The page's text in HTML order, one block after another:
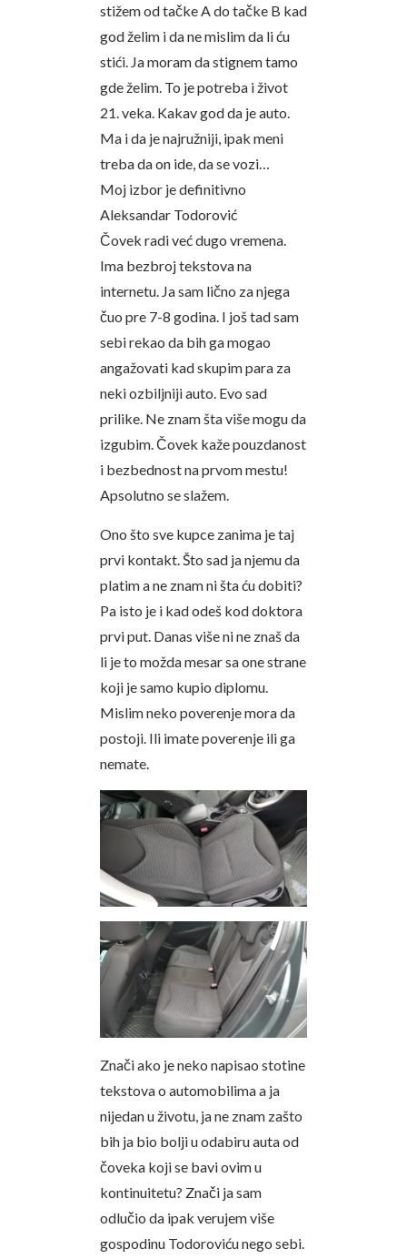
stižem od tačke A do tačke B kad
god želim i da ne mislim da li ću
stići. Ja moram da stignem tamo
gde želim. To je potreba i život
21. veka. Kakav god da je auto.
Ma i da je najružniji, ipak meni
treba da on ide, da se vozi…
Moj izbor je definitivno
Aleksandar Todorović
Čovek radi već dugo vremena.
Ima bezbroj tekstova na
internetu. Ja sam lično za njega
čuo pre 7-8 godina. I još tad sam
sebi rekao da bih ga mogao
angažovati kad skupim para za
neki ozbiljniji auto. Evo sad
prilike. Ne znam šta više mogu da
izgubim. Čovek kaže pouzdanost
i bezbednost na prvom mestu!
Apsolutno se slažem.
Ono što sve kupce zanima je taj
prvi kontakt. Što sad ja njemu da
platim a ne znam ni šta ću dobiti?
Pa isto je i kad odeš kod doktora
prvi put. Danas više ni ne znaš da
li je to možda mesar sa one strane
koji je samo kupio diplomu.
Mislim neko poverenje mora da
postoji. Ili imate poverenje ili ga
nemate.
Znači ako je neko napisao stotine
tekstova o automobilima a ja
nijedan u životu, ja ne znam zašto
bih ja bio bolji u odabiru auta od
čoveka koji se bavi ovim u
kontinuitetu? Znači ja sam
odlučio da ipak verujem više
gospodinu Todoroviću nego sebi.